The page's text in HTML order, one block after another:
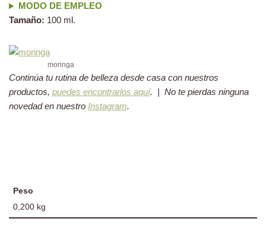
MODO DE EMPLEO
Tamaño: 100 ml.
moringa
Continúa tu rutina de belleza desde casa con nuestros
productos, puedes encontrarlos aquí. | No te pierdas ninguna
novedad en nuestro Instagram.
Peso
0,200 kg